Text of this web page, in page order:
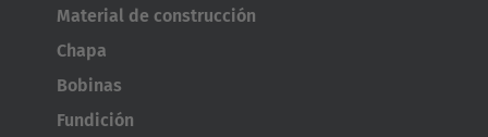
Material de construcción
Chapa
Bobinas
Fundición